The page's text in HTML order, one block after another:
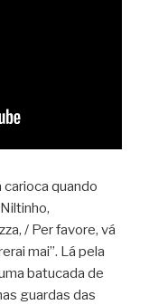
quando
/ Per favore, vá
mai”. Lá pela
batucada de
guardas das